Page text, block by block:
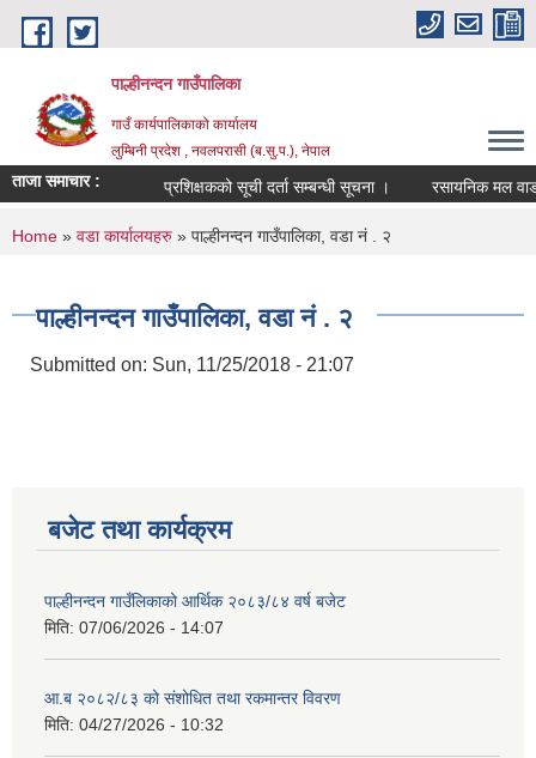
Skip to main content
पाल्हीनन्दन गाउँपालिका
गाउँ कार्यपालिकाको कार्यालय
लुम्बिनी प्रदेश , नवलपरासी (ब.सु.प.), नेपाल
ताजा समाचार : प्रशिक्षकको सूची दर्ता सम्बन्धी सूचना । रसायनिक मल
You are here
Home » वडा कार्यालयहरु » पाल्हीनन्दन गाउँपालिका, वडा नं . २
पाल्हीनन्दन गाउँपालिका, वडा नं . २
Submitted on: Sun, 11/25/2018 - 21:07
बजेट तथा कार्यक्रम
पाल्हीनन्दन गाउँलिकाको आर्थिक २०८३/८४ वर्ष बजेट
मिति: 07/06/2026 - 14:07
आ.ब २०८२/८३ को संशोधित तथा रकमान्तर विवरण
मिति: 04/27/2026 - 10:32